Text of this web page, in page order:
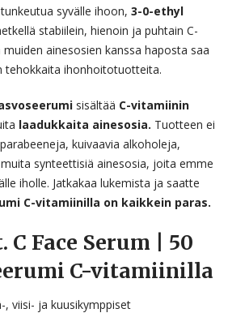
syvälle ihoon, 3-0-ethyl
stabiilein, hienoin ja puhtain C-
ainesosien kanssa haposta saa
ihonhoitotuotteita.
sisältää C-vitamiinin
laadukkaita ainesosia. Tuotteen ei
kuivaavia alkoholeja,
synteettisiä ainesosia, joita emme
iholle. Jatkakaa lukemista ja saatte
C-vitamiinilla on kaikkein paras.
C Face Serum | 50
C-vitamiinilla
, viisi- ja kuusikymppiset